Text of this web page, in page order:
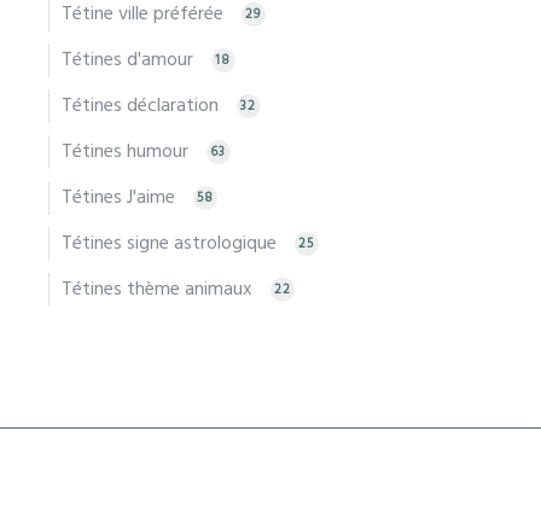
Tétine ville préférée 29
Tétines d'amour 18
Tétines déclaration 32
Tétines humour 63
Tétines J'aime 58
Tétines signe astrologique 25
Tétines thème animaux 22